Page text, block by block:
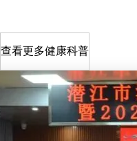
查看更多健康科普